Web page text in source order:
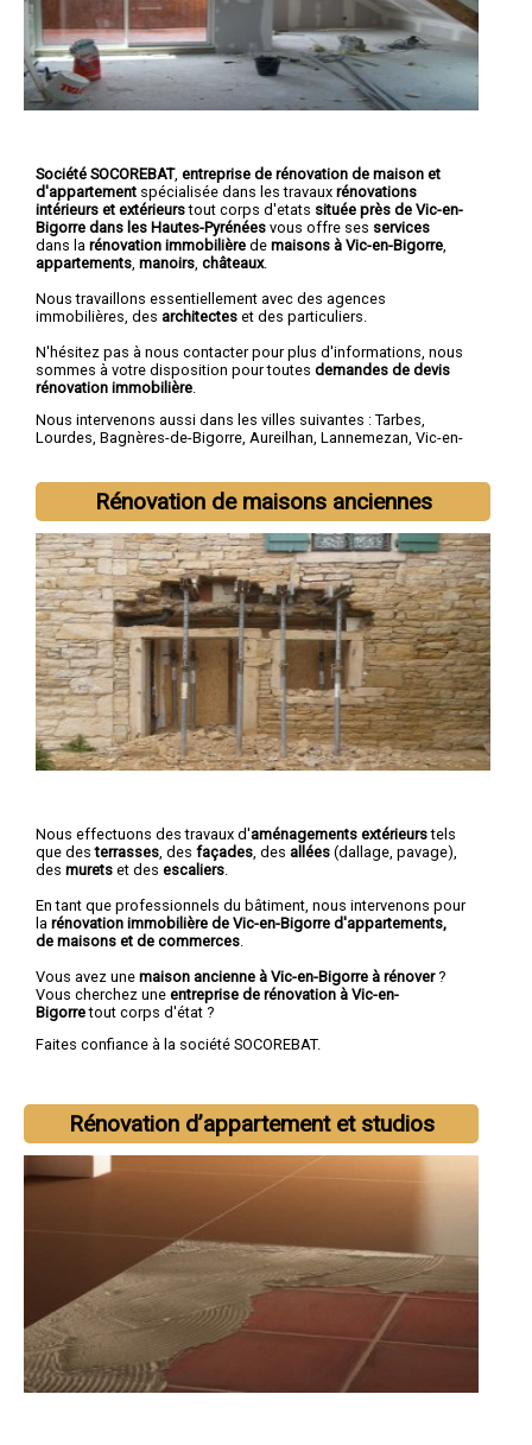
Société SOCOREBAT, entreprise de rénovation de maison et
d'appartement spécialisée dans les travaux rénovations
intérieurs et extérieurstout corps d'etats située près de Vic-en-
Bigorre dans les Hautes-Pyrénées vous offre ses services
dans la rénovation immobilière de maisons à Vic-en-Bigorre
appartements manoirs châteaux.
Nous travaillons essentiellement avec des agences
immobilières, des architectes et des particuliers.
N'hésitez pas à nous contacter pour plus d'informations, nous
sommes à votre disposition pour toutes demandes de devis
rénovation immobilière
Nous intervenons aussi dans les villes suivantes : Tarbes,
Lourdes, Bagnères-de-Bigorre, Aureilhan, Lannemezan, Vic-en-
Rénovation de maisons anciennes
Nous effectuons des travaux d'aménagements extérieurstels
que desterrasses , des façades , des allées (dallage, pavage),
des murets et des escaliers
En tant que professionnels du bâtiment, nous intervenons pour
la rénovation immobilière de Vic-en-Bigorre d'appartements,
de maisons et de commerces
Vous avez une maison ancienne à Vic-en-Bigorre à rénover?
Vous cherchez une entreprise de rénovation à Vic-en-
Bigorretout corps d'état ?
Faites confiance à la société SOCOREBAT.
Rénovation d’appartement et studios